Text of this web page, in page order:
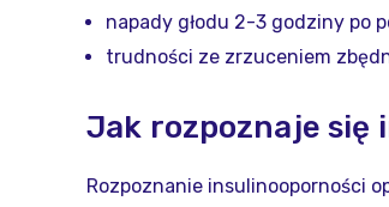
napady głodu 2-3 godziny po
trudności ze zrzuceniem
Jak rozpoznaje się
Rozpoznanie insulinooporności